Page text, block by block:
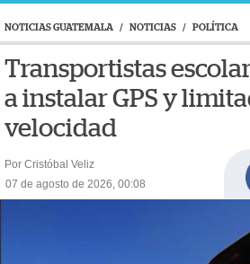
NOTICIAS GUATEMALA / NOTICIAS / POLÍTICA
Transportistas
a instalar GPS y
velocidad
Por Cristóbal Veliz
07 de agosto de 2026, 00:08